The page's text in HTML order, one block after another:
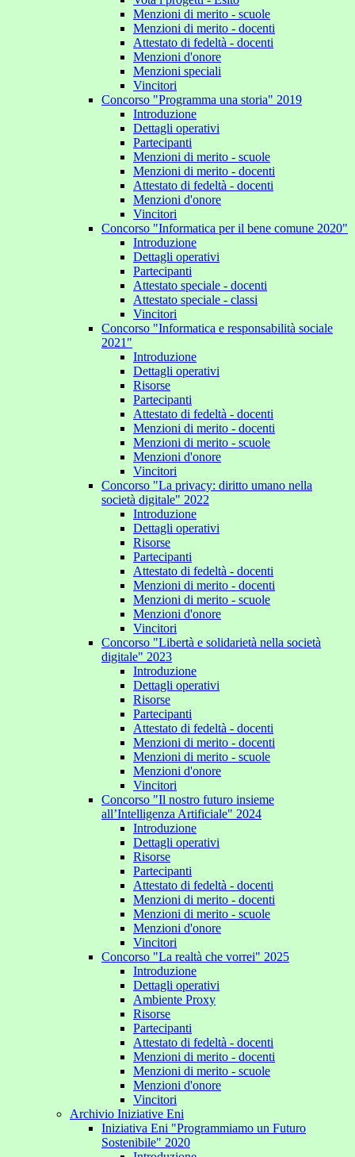
Menzioni di merito - scuole
Menzioni di merito - docenti
Attestato di fedeltà - docenti
Menzioni d'onore
Menzioni speciali
Vincitori
Concorso "Programma una storia" 2019
Introduzione
Dettagli operativi
Partecipanti
Menzioni di merito - scuole
Menzioni di merito - docenti
Attestato di fedeltà - docenti
Menzioni d'onore
Vincitori
Concorso "Informatica per il bene comune 2020"
Introduzione
Dettagli operativi
Partecipanti
Attestato speciale - docenti
Attestato speciale - classi
Vincitori
Concorso "Informatica e responsabilità sociale
2021"
Introduzione
Dettagli operativi
Risorse
Partecipanti
Attestato di fedeltà - docenti
Menzioni di merito - docenti
Menzioni di merito - scuole
Menzioni d'onore
Vincitori
Concorso "La privacy: diritto umano nella
società digitale" 2022
Introduzione
Dettagli operativi
Risorse
Partecipanti
Attestato di fedeltà - docenti
Menzioni di merito - docenti
Menzioni di merito - scuole
Menzioni d'onore
Vincitori
Concorso "Libertà e solidarietà nella società
digitale" 2023
Introduzione
Dettagli operativi
Risorse
Partecipanti
Attestato di fedeltà - docenti
Menzioni di merito - docenti
Menzioni di merito - scuole
Menzioni d'onore
Vincitori
Concorso "Il nostro futuro insieme
all’Intelligenza Artificiale" 2024
Introduzione
Dettagli operativi
Risorse
Partecipanti
Attestato di fedeltà - docenti
Menzioni di merito - docenti
Menzioni di merito - scuole
Menzioni d'onore
Vincitori
Concorso "La realtà che vorrei" 2025
Introduzione
Dettagli operativi
Ambiente Proxy
Risorse
Partecipanti
Attestato di fedeltà - docenti
Menzioni di merito - docenti
Menzioni di merito - scuole
Menzioni d'onore
Vincitori
Archivio Iniziative Eni
Iniziativa Eni "Programmiamo un Futuro
Sostenibile" 2020